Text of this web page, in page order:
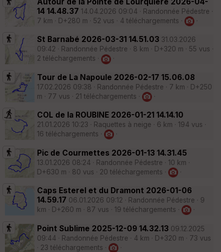
14 14.48.37 14.04.2026 09:04 · Randonnée Pédestre ·
7 km · D+280 m · 52 vus · 4 téléchargements ·
·
St Barnabé 2026-03-31 14.51.03 31.03.2026
09:42 · Randonnée Pédestre · 8 km · D+320 m · 55 vus ·
2 téléchargements ·
·
Tour de La Napoule 2026-02-17 15.06.08
17.02.2026 09:38 · Randonnée Pédestre · 7 km · D+250
m · 77 vus · 21 téléchargements ·
·
COL de la ROUBINE 2026-01-21 14.14.10
21.01.2026 10:23 · Raquettes à neige · 6 km · 194 vus ·
16 téléchargements ·
·
Pic de Courmettes 2026-01-13 14.31.45
13.01.2026 08:24 · Randonnée Pédestre · 10 km ·
D+630 m · 80 vus · 20 téléchargements ·
·
Caps Esterel et du Dramont 2026-01-06
14.59.17 06.01.2026 09:12 · Randonnée Pédestre · 9
km · D+260 m · 87 vus · 19 téléchargements ·
·
Point Sublime 2025-12-09 14.32.13 09.12.2025
09:44 · Randonnée Pédestre · 4 km · D+320 m · 73 vus
· 23 téléchargements ·
·